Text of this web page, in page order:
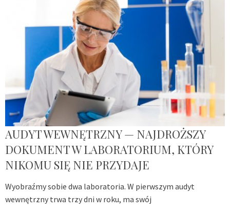
AUDYT WEWNĘTRZNY — NAJDROŻSZY
DOKUMENT W LABORATORIUM, KTÓRY
NIKOMU SIĘ NIE PRZYDAJE
Wyobraźmy sobie dwa laboratoria. W pierwszym audyt
wewnętrzny trwa trzy dni w roku, ma swój